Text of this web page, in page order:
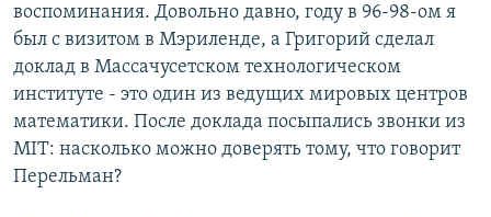
воспоминания. Довольно давно, году в 96-98-ом я
был с визитом в Мэриленде, а Григорий сделал
доклад в Массачусетском технологическом
институте - это один из ведущих мировых центров
математики. После доклада посыпались звонки из
MIT: насколько можно доверять тому, что говорит
Перельман?